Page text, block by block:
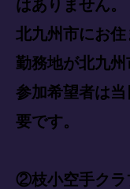
はありません。
北九州市にお住
勤務地が北九州
参加希望者は
要です。
②枝小空手クラ